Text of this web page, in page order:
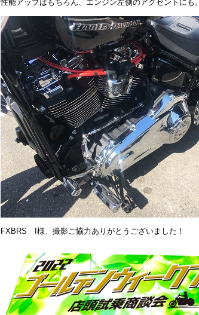
性能アップはもちろん、エンジン左側のアクセントにも。
FXBRS I様、撮影ご協力ありがとうございました！